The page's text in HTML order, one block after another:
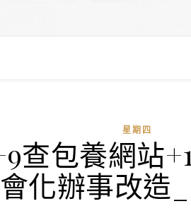
星期四
查包養網站
會化辦事改造